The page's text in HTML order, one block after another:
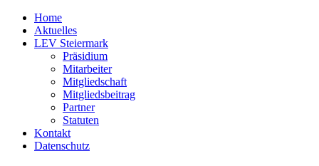
Home
Aktuelles
LEV Steiermark
Präsidium
Mitarbeiter
Mitgliedschaft
Mitgliedsbeitrag
Partner
Statuten
Kontakt
Datenschutz